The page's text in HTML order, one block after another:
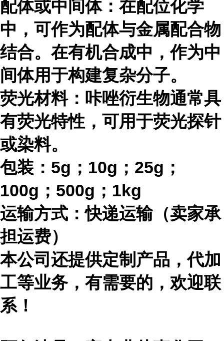
配体或中间体：在配位化学
中，可作为配体与金属配合物
结合。在有机合成中，作为中
间体用于构建复杂分子。
荧光材料：咔唑衍生物通常具
有荧光特性，可用于荧光探针
或染料。
包装： 5g；10g；25g；
100g；500g；1kg
运输方式：快递运输（卖家承
担运费）
本公司还提供定制产品，代加
工等业务，有需要的，欢迎联
系！